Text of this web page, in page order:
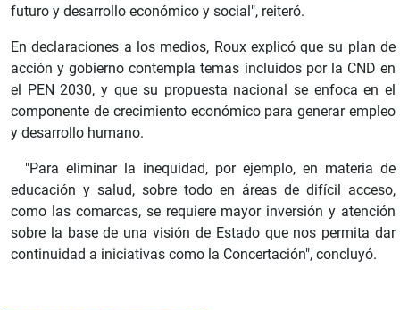
futuro y desarrollo económico y social", reiteró.
En declaraciones a los medios, Roux explicó que su plan de
acción y gobierno contempla temas incluidos por la CND en
el PEN 2030, y que su propuesta nacional se enfoca en el
componente de crecimiento económico para generar empleo
y desarrollo humano.
"Para eliminar la inequidad, por ejemplo, en materia de
educación y salud, sobre todo en áreas de difícil acceso,
como las comarcas, se requiere mayor inversión y atención
sobre la base de una visión de Estado que nos permita dar
continuidad a iniciativas como la Concertación", concluyó.